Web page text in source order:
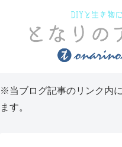
※当ブログ記事のリンク内
ます。